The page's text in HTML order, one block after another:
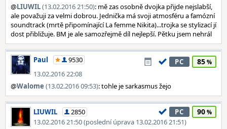
@LIUWIL(13.02.2016 21:50): mě zas osobně dvojka přijde nejslabší,
ale považuji za velmi dobrou. Jednička má svoji atmosféru a famózní
soundtrack (mrtě připomínající La femme Nikita)...trojka se stylizací jí
dost přibližuje. BM je ale samozřejmě díl nejlepší. Pětku jsem nehrál
Paul
9530
13.02.2016 22:08
PC 85
@Walome (13.02.2016 09:53): tohle je sarkasmus žejo
LIUWIL
2850
13.02.2016 21:50 (poslední úprava 13.02.2016 21:51)
PC 90